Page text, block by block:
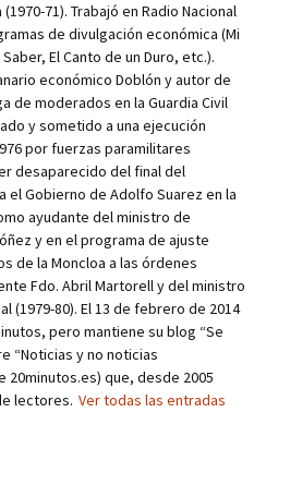
71). Trabajó en Radio Nacional
de divulgación económica (Mi
El Canto de un Duro, etc.).
económico Doblón y autor de
de moderados en la Guardia Civil
y sometido a una ejecución
por fuerzas paramilitares
desaparecido del final del
el Gobierno de Adolfo Suarez en la
ayudante del ministro de
y en el programa de ajuste
de la Moncloa a las órdenes
Fdo. Abril Martorell y del ministro
(1979-80). El 13 de febrero de 2014
pero mantiene su blog “Se
“Noticias y no noticias
20minutos.es) que, desde 2005
lectores. Ver todas las entradas